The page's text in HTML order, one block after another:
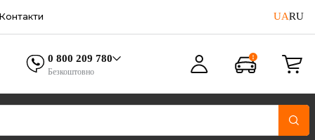
UARU
0 800 209 780
Безкоштовно